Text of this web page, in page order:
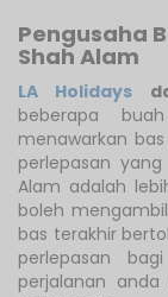
Pengusaha
Shah Alam
LA Holidays
beberapa
menawarkan
perlepasan
Alam adalah
boleh
bas terakhir
perlepasan
perjalanan